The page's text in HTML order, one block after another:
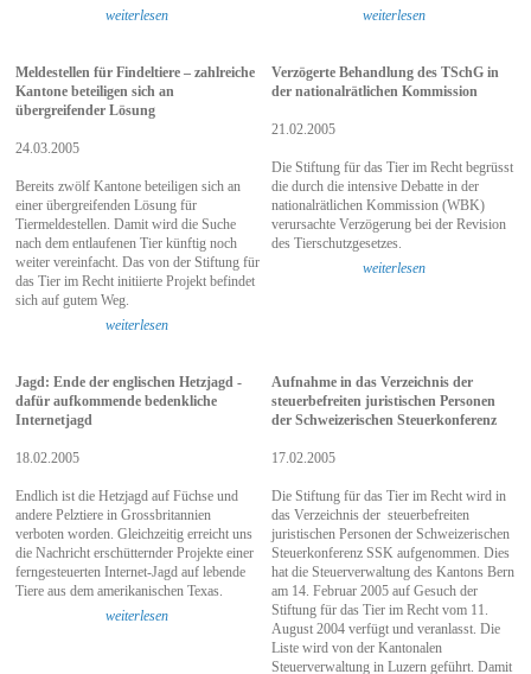
weiterlesen
weiterlesen
Meldestellen für Findeltiere – zahlreiche
Kantone beteiligen sich an
übergreifender Lösung
24.03.2005
Bereits zwölf Kantone beteiligen sich an
einer übergreifenden Lösung für
Tiermeldestellen. Damit wird die Suche
nach dem entlaufenen Tier künftig noch
weiter vereinfacht. Das von der Stiftung für
das Tier im Recht initiierte Projekt befindet
sich auf gutem Weg.
weiterlesen
Verzögerte Behandlung des TSchG in
der nationalrätlichen Kommission
21.02.2005
Die Stiftung für das Tier im Recht begrüsst
die durch die intensive Debatte in der
nationalrätlichen Kommission (WBK)
verursachte Verzögerung bei der Revision
des Tierschutzgesetzes.
weiterlesen
Jagd: Ende der englischen Hetzjagd -
dafür aufkommende bedenkliche
Internetjagd
18.02.2005
Endlich ist die Hetzjagd auf Füchse und
andere Pelztiere in Grossbritannien
verboten worden. Gleichzeitig erreicht uns
die Nachricht erschütternder Projekte einer
ferngesteuerten Internet-Jagd auf lebende
Tiere aus dem amerikanischen Texas.
weiterlesen
Aufnahme in das Verzeichnis der
steuerbefreiten juristischen Personen
der Schweizerischen Steuerkonferenz
17.02.2005
Die Stiftung für das Tier im Recht wird in
das Verzeichnis der steuerbefreiten
juristischen Personen der Schweizerischen
Steuerkonferenz SSK aufgenommen. Dies
hat die Steuerverwaltung des Kantons Bern
am 14. Februar 2005 auf Gesuch der
Stiftung für das Tier im Recht vom 11.
August 2004 verfügt und veranlasst. Die
Liste wird von der Kantonalen
Steuerverwaltung in Luzern geführt. Damit